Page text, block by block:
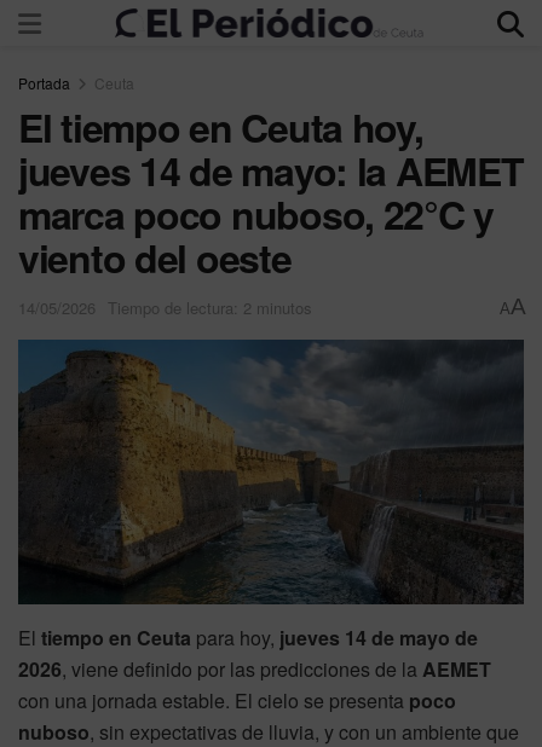
Portada Ceuta
El tiempo en Ceuta hoy,
jueves 14 de mayo: la AEMET
marca poco nuboso, 22°C y
viento del oeste
14/05/2026 Tiempo de lectura: 2 minutos AA
El tiempo en Ceuta para hoy, jueves 14 de mayo de
2026, viene definido por las predicciones de laAEMET
con una jornada estable. El cielo se presenta poco
nuboso, sin expectativas de lluvia, y con un ambiente que